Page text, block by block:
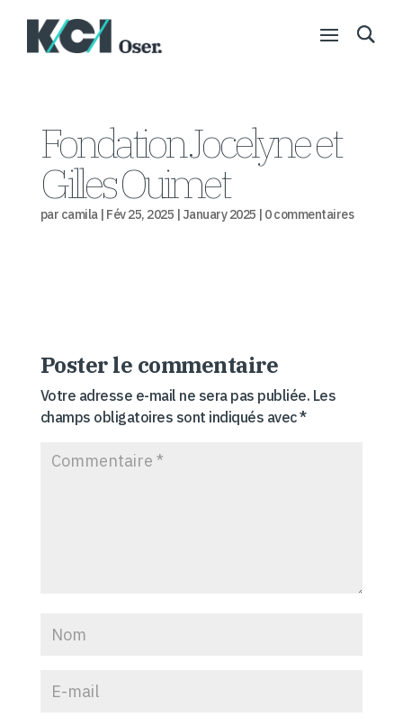
Fondation Jocelyne et
Gilles Ouimet
par camila| Fév 25, 2025 | January 2025 | 0 commentaires
Poster le commentaire
Votre adresse e-mail ne sera pas publiée. Les
champs obligatoires sont indiqués avec*